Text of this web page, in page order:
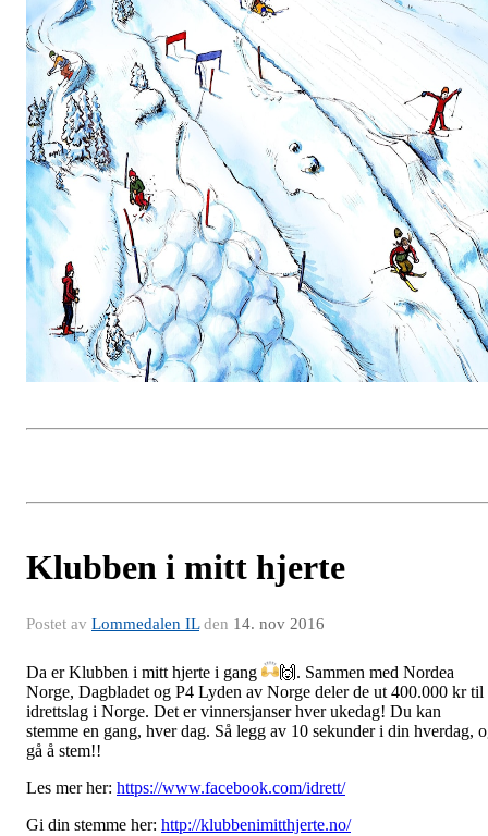
Klubben i mitt hjerte
Postet av Lommedalen ILden 14. nov 2016
Da er Klubben i mitt hjerte i gang 🙌 . Sammen med Nordea
Norge, Dagbladet og P4 Lyden av Norge deler de ut 400.000 kr til
idrettslag i Norge. Det er vinnersjanser hver ukedag! Du kan
stemme en gang, hver dag. Så legg av 10 sekunder i din hverdag,
gå å stem!!
Les mer her: https://www.facebook.com/idrett/
Gi din stemme her: http://klubbenimitthjerte.no/